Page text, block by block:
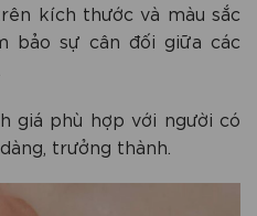
kích thước và màu sắc
bảo sự cân đối giữa các
giá phù hợp với người có
trưởng thành.